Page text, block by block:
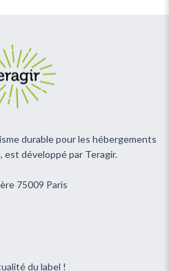
durable pour les hébergements
développé par Teragir.
75009 Paris
du label !